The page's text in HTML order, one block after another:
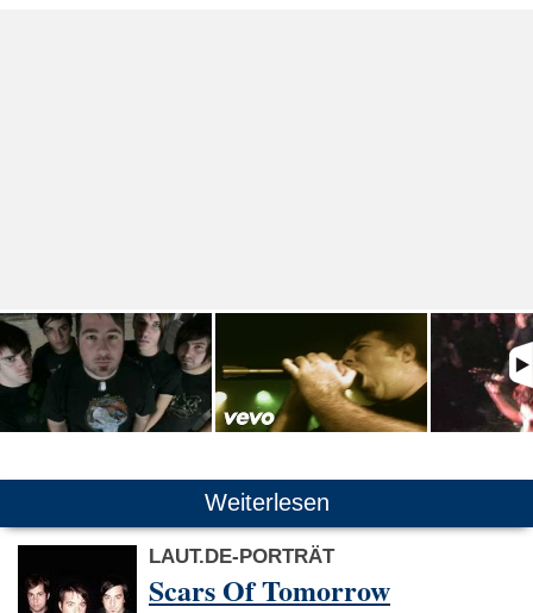
Weiterlesen
LAUT.DE-PORTRÄT
Scars Of Tomorrow